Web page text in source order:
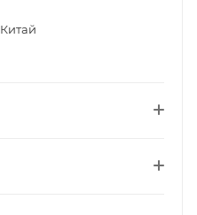
Китай